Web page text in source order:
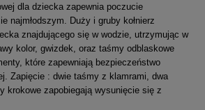
dla dziecka zapewnia poczucie
najmłodszym. Duży i gruby kołnierz
znajdującego się w wodzie, utrzymując w
kolor, gwizdek, oraz taśmy odblaskowe
które zapewniają bezpieczeństwo
Zapięcie : dwie taśmy z klamrami, dwa
krokowe zapobiegają wysunięcie się z